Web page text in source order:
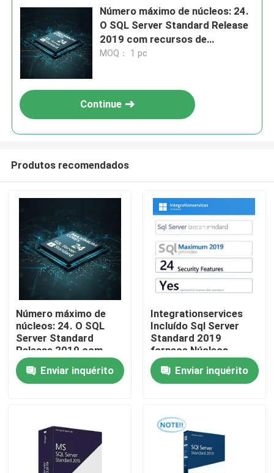
Para casa
Produtos
Vídeos
Sobre nós
Número máximo de núcleos: 24.
O SQL Server Standard Release
2019 com recursos de
segurança sim, oferece
MOQ： 1 pc
Continue
Produtos recomendados
Número máximo de
núcleos: 24. O SQL
Server Standard
Release 2019 com
recursos de
segurança sim,
oferece tratamento
dados corporativas.
Enviar inquérito
Integrationservices
Incluído Sql Server
Standard 2019
fornece Núcleos
máximos 24
Características de
segurança Sim,
de negócios
Enviar inquérito